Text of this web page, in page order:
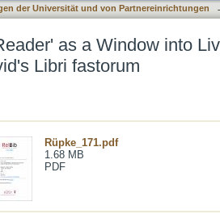
der Universität und von Partnereinrichtungen
as a Window into
Libri fastorum
Rüpke_171.pdf
1.68 MB
PDF